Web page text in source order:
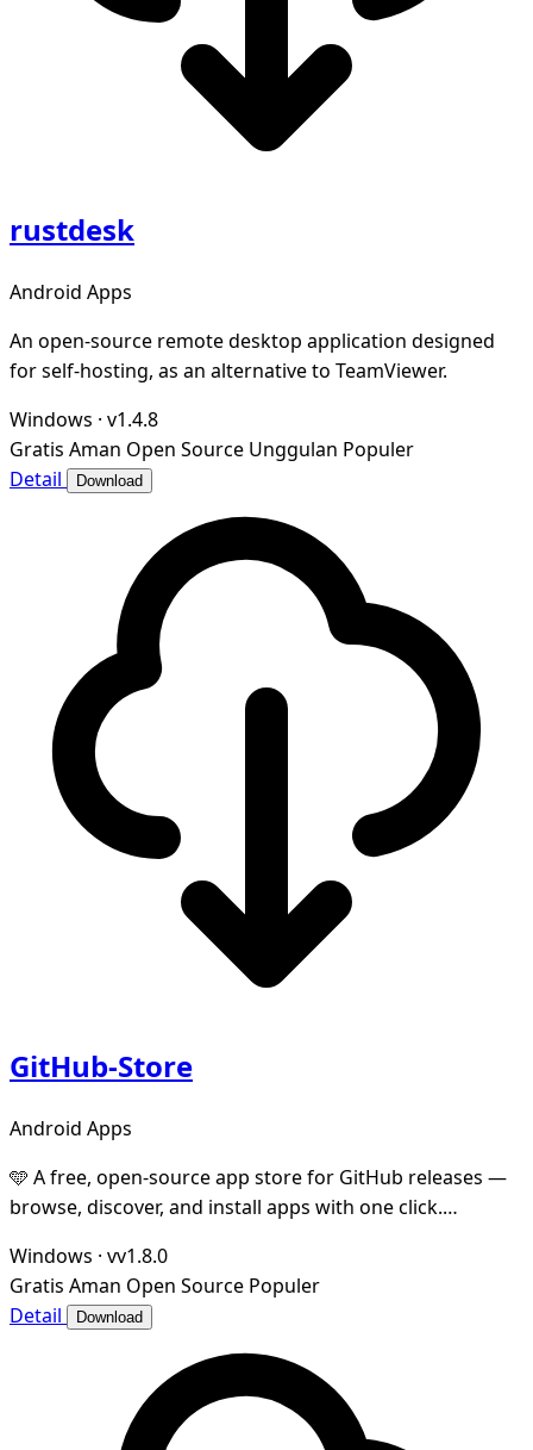
rustdesk
Android Apps
An open-source remote desktop application designed
for self-hosting, as an alternative to TeamViewer.
Windows · v1.4.8
Gratis Aman Open Source Unggulan Populer
Detail
Download
GitHub-Store
Android Apps
🩵 A free, open-source app store for GitHub releases —
browse, discover, and install apps with one click.
Windows · vv1.8.0
Gratis Aman Open Source Populer
Detail
Download